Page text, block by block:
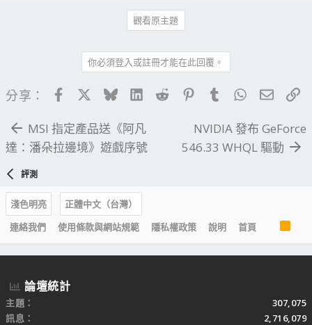
觀看原主題
你必須登入或註冊才能在此回覆。
分享： FacebookBlueskyLinkedIn
Reddit PinterestTumblrWhatsApp
電子
MSI 指定產品送《阿凡
達：潘朵拉邊境》遊戲序號
NVIDIA 發布 GeForce
546.33 WHQL 驅動
評測
淺色明亮
正體中文（台灣）
連絡我們
使用條款與網站規範 隱私權政策 說明 首頁
R
S
S
論壇統計
主題
307,075
訊息
2,716,079